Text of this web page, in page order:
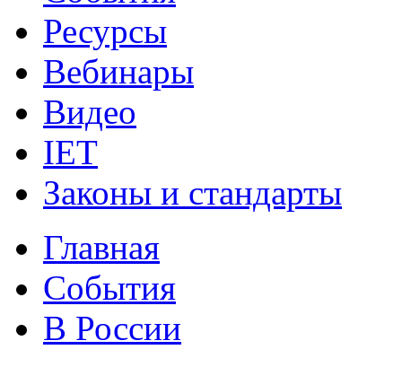
Ресурсы
Вебинары
Видео
IET
Законы и стандарты
Главная
События
В России